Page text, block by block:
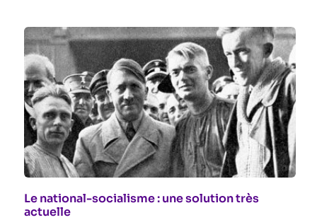
Le national-socialisme : une solution très
actuelle